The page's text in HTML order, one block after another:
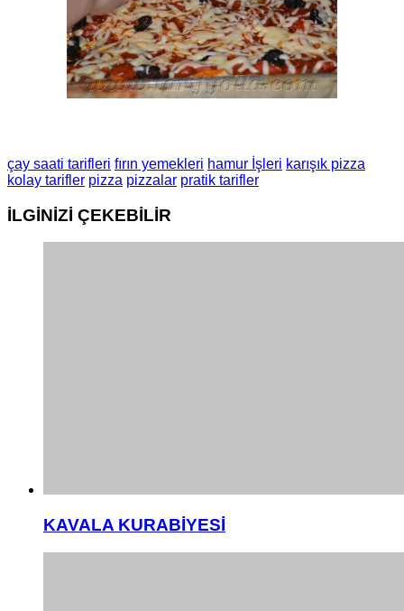
çay saati tarifleri fırın yemekleri hamur İşleri karışık pizza
kolay tarifler pizza pizzalar pratik tarifler
İLGİNİZİ ÇEKEBİLİR
KAVALA KURABİYESİ